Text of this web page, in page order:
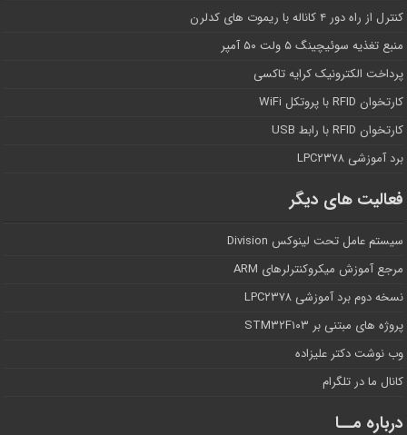
کنترل از راه دور ۴ کاناله با ریموت های کدلرن
منبع تغذیه سوئیچینگ ۵ ولت ۵۰ آمپر
پرداخت الکترونیک کرایه تاکسی
کارتخوان RFID با پروتکل WiFi
کارتخوان RFID با رابط USB
برد آموزشی LPC۲۳۷۸
فعالیت های دیگر
سیستم عامل تحت لینوکس Division
مرجع آموزش میکروکنترلرهای ARM
نسخه دوم برد آموزشی LPC۲۳۷۸
پروژه های مبتنی بر STM۳۲F۱۰۳
وب نوشت دکتر علیزاده
کانال ما در تلگرام
درباره مــا